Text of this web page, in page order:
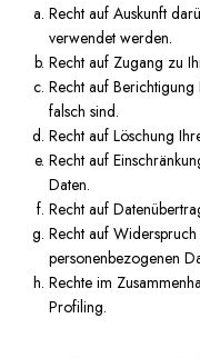
Recht auf Auskunft
verwendet werden.
Recht auf Zugang zu
Recht auf
falsch sind.
Recht auf Löschung
Recht auf
Daten.
Recht auf
Recht auf
personenbezogenen
Rechte im
Profiling.